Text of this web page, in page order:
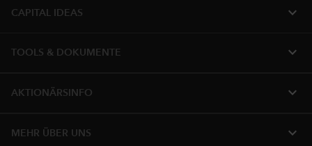
CAPITAL IDEAS expand_more
TOOLS & DOKUMENTE expand_more
AKTIONÄRSINFO expand_more
MEHR ÜBER UNS expand_more